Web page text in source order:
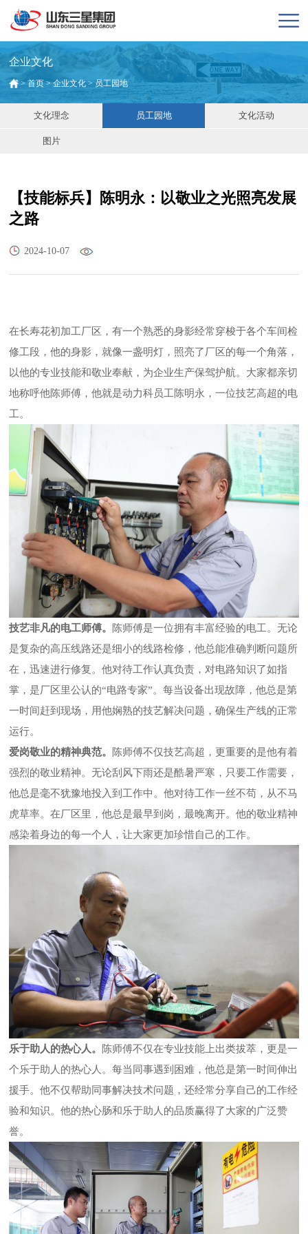
企业文化
>首页>企业文化> 员工园地
文化理念 员工园地 文化活动
图片
【技能标兵】陈明永：以敬业之光照亮发展
之路
2024-10-07
在长寿花初加工厂区，有一个熟悉的身影经常穿梭于各个车间检
修工段，他的身影，就像一盏明灯，照亮了厂区的每一个角落，
以他的专业技能和敬业奉献，为企业生产保驾护航。大家都亲切
地称呼他陈师傅，他就是动力科员工陈明永，一位技艺高超的电
工。
技艺非凡的电工师傅。 陈师傅是一位拥有丰富经验的电工。无论
是复杂的高压线路还是细小的线路检修，他总能准确判断问题所
在，迅速进行修复。他对待工作认真负责，对电路知识了如指
掌，是厂区里公认的“电路专家”。每当设备出现故障，他总是第
一时间赶到现场，用他娴熟的技艺解决问题，确保生产线的正常
运行。
爱岗敬业的精神典范。 陈师傅不仅技艺高超，更重要的是他有着
强烈的敬业精神。无论刮风下雨还是酷暑严寒，只要工作需要，
他总是毫不犹豫地投入到工作中。他对待工作一丝不苟，从不马
虎草率。在厂区里，他总是最早到岗，最晚离开。他的敬业精神
感染着身边的每一个人，让大家更加珍惜自己的工作。
乐于助人的热心人。 陈师傅不仅在专业技能上出类拔萃，更是一
个乐于助人的热心人。每当同事遇到困难，他总是第一时间伸出
援手。他不仅帮助同事解决技术问题，还经常分享自己的工作经
验和知识。他的热心肠和乐于助人的品质赢得了大家的广泛赞
誉。